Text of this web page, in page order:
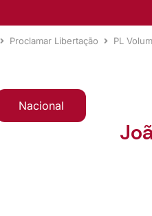
Proclamar Libertação PL
Nacional